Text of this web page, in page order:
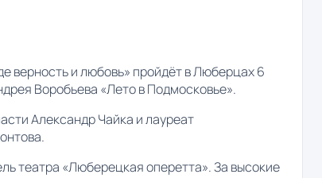
верность и любовь» пройдёт в Люберцах 6
Воробьева «Лето в Подмосковье».
Александр Чайка и лауреат
театра «Люберецкая оперетта». За высокие